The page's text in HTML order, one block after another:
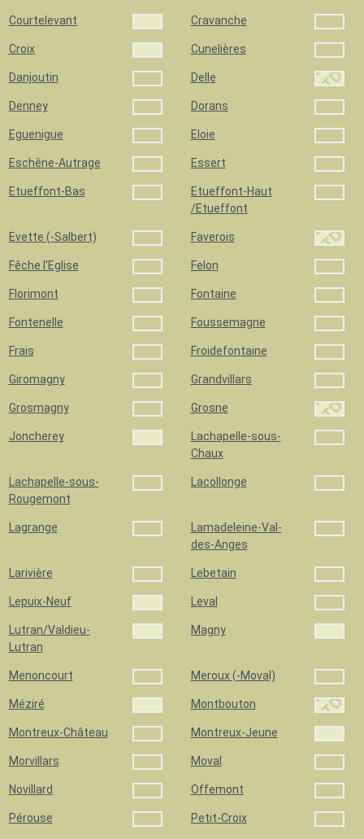
Courtelevant Cravanche
Croix Cunelières
Danjoutin Delle
Denney Dorans
Eguenigue Eloie
Eschêne-Autrage Essert
Etueffont-Bas
Etueffont-Haut
/Etueffont
Evette (-Salbert) Faverois
Fêche l'Eglise Felon
Florimont Fontaine
Fontenelle Foussemagne
Frais Froidefontaine
Giromagny Grandvillars
Grosmagny Grosne
Joncherey
Lachapelle-sous-
Chaux
Lachapelle-sous-
Rougemont
Lacollonge
Lagrange
Lamadeleine-Val-
des-Anges
Larivière Lebetain
Lepuix-Neuf Leval
Lutran/Valdieu-
Lutran
Magny
Menoncourt Meroux (-Moval)
Méziré Montbouton
Montreux-Château Montreux-Jeune
Morvillars Moval
Novillard Offemont
Pérouse Petit-Croix